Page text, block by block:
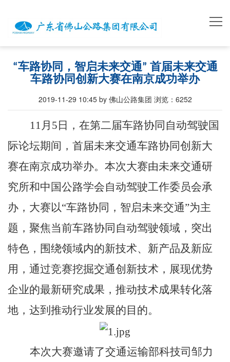
“车路协同，智启未来交通” 首届未来交通
车路协同创新大赛在南京成功举办
2019-11-29 10:45 by 佛山公路集团 浏览： 6252
11月5日，在第二届车路协同自动驾驶国
际论坛期间，首届未来交通车路协同创新大
赛在南京成功举办。本次大赛由未来交通研
究所和中国公路学会自动驾驶工作委员会承
办，大赛以“车路协同，智启未来交通”为主
题，聚焦当前车路协同自动驾驶领域，突出
特色，围绕领域内的新技术、新产品及新应
用，通过竞赛挖掘交通创新技术，展现优势
企业的最新研究成果，推动技术成果转化落
地，达到推动行业发展的目的。
本次大赛邀请了交通运输部科技司邹力